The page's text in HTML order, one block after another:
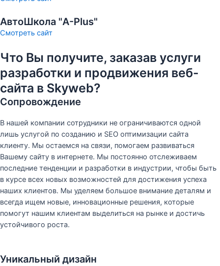
АвтоШкола "A-Plus"
Смотреть сайт
Что Вы получите, заказав услуги
разработки и продвижения веб-
сайта в Skyweb?
Сопровождение
В нашей компании сотрудники не ограничиваются одной
лишь услугой по созданию и SEO оптимизации сайта
клиенту. Мы остаемся на связи, помогаем развиваться
Вашему сайту в интернете. Мы постоянно отслеживаем
последние тенденции и разработки в индустрии, чтобы быть
в курсе всех новых возможностей для достижения успеха
наших клиентов. Мы уделяем большое внимание деталям и
всегда ищем новые, инновационные решения, которые
помогут нашим клиентам выделиться на рынке и достичь
устойчивого роста.
Уникальный дизайн